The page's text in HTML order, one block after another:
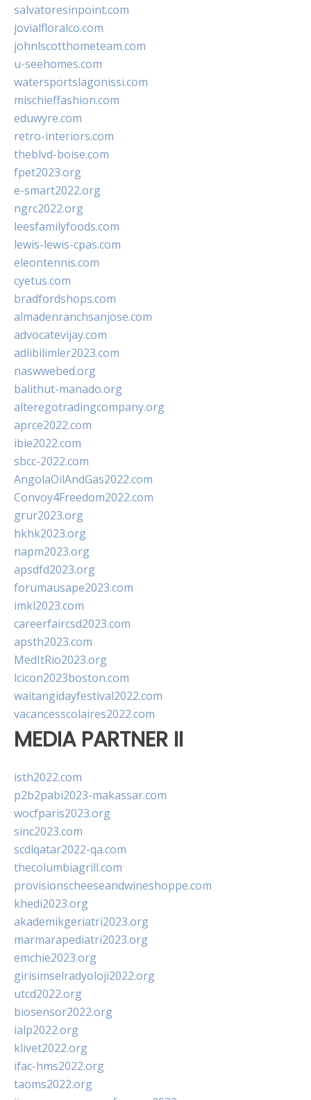
salvatoresinpoint.com
jovialfloralco.com
johnlscotthometeam.com
u-seehomes.com
watersportslagonissi.com
mischieffashion.com
eduwyre.com
retro-interiors.com
theblvd-boise.com
fpet2023.org
e-smart2022.org
ngrc2022.org
leesfamilyfoods.com
lewis-lewis-cpas.com
eleontennis.com
cyetus.com
bradfordshops.com
almadenranchsanjose.com
advocatevijay.com
adlibilimler2023.com
naswwebed.org
balithut-manado.org
alteregotradingcompany.org
aprce2022.com
ibie2022.com
sbcc-2022.com
AngolaOilAndGas2022.com
Convoy4Freedom2022.com
grur2023.org
hkhk2023.org
napm2023.org
apsdfd2023.org
forumausape2023.com
imkl2023.com
careerfaircsd2023.com
apsth2023.com
MedItRio2023.org
lcicon2023boston.com
waitangidayfestival2022.com
vacancesscolaires2022.com
MEDIA PARTNER II
isth2022.com
p2b2pabi2023-makassar.com
wocfparis2023.org
sinc2023.com
scdlqatar2022-qa.com
thecolumbiagrill.com
provisionscheeseandwineshoppe.com
khedi2023.org
akademikgeriatri2023.org
marmarapediatri2023.org
emchie2023.org
girisimselradyoloji2022.org
utcd2022.org
biosensor2022.org
ialp2022.org
klivet2022.org
ifac-hms2022.org
taoms2022.org